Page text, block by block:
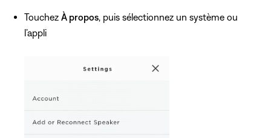
Touchez À propos, puis sélectionnez un système ou
l’appli